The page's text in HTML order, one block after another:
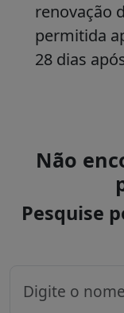
renovação
permitida
28 dias
Não
Pesquise